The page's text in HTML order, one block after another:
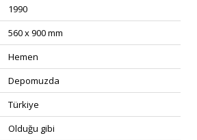
1990
560 x 900 mm
Hemen
Depomuzda
Türkiye
Olduğu gibi